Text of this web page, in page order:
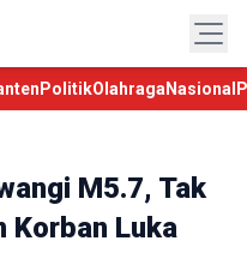
PolitikOlahraga Nasional
M5.7, Tak
Korban Luka